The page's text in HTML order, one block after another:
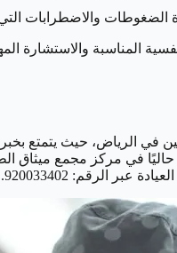
والاضطرابات التي
المناسبة والاستشارة